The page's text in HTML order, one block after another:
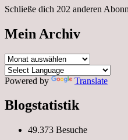
Schließe dich 202 anderen
Mein Archiv
Mein
Archiv
Powered by
Translate
Blogstatistik
49.373 Besuche